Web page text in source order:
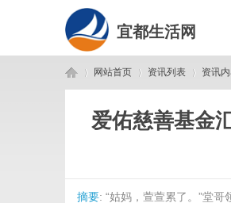
宜都生活网
网站首页 资讯列表 资讯
爱佑慈善基金
摘要: “姑妈，萱萱累了。”堂